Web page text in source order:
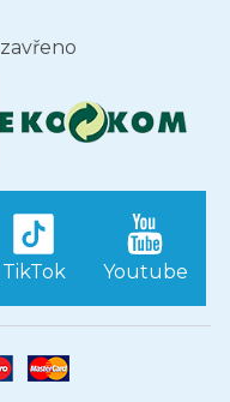
zavřeno
TikTok Youtube